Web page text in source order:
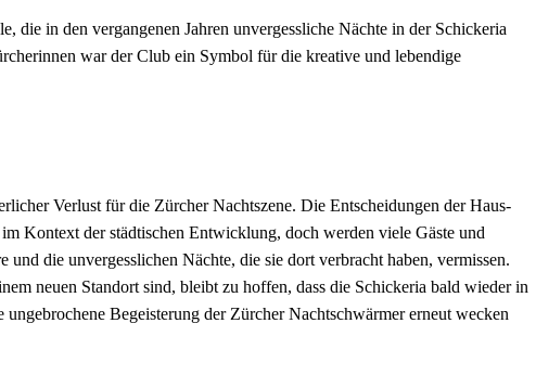
die in den vergangenen Jahren unvergessliche Nächte in der Schickeria
war der Club ein Symbol für die kreative und lebendige
Verlust für die Zürcher Nachtszene. Die Entscheidungen der Haus-
Kontext der städtischen Entwicklung, doch werden viele Gäste und
und die unvergesslichen Nächte, die sie dort verbracht haben, vermissen.
neuen Standort sind, bleibt zu hoffen, dass die Schickeria bald wieder in
Begeisterung der Zürcher Nachtschwärmer erneut wecken